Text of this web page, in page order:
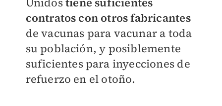
contratos con otros fabricantes
de vacunas para vacunar a toda
su población, y posiblemente
suficientes para inyecciones de
refuerzo en el otoño.